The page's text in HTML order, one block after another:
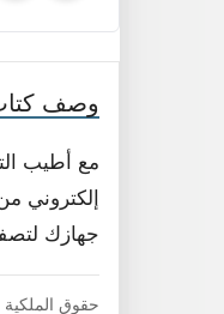
وصف
مع أطيب
إلكتروني
جهازك
حقوق